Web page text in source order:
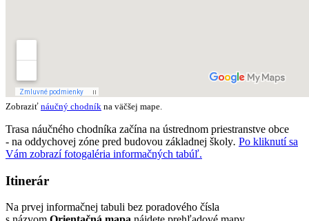
Zobraziť náučný chodník na väčšej mape.
Trasa náučného chodníka začína na ústrednom priestranstve obce
- na oddychovej zóne pred budovou základnej školy. Po kliknutí sa
Vám zobrazí fotogaléria informačných tabúľ.
Itinerár
Na prvej informačnej tabuli bez poradového čísla